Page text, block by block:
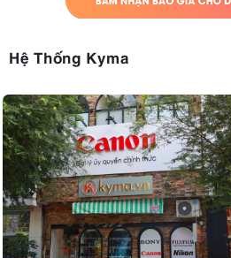
Hệ Thống Kyma